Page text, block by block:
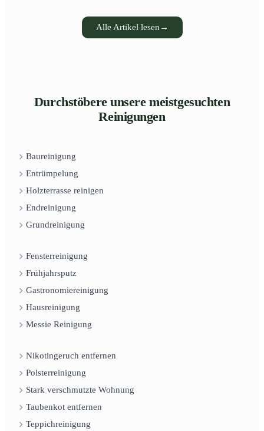
Alle Artikel lesen →
Durchstöbere unsere meistgesuchten
Reinigungen
Baureinigung
Entrümpelung
Holzterrasse reinigen
Endreinigung
Grundreinigung
Fensterreinigung
Frühjahrsputz
Gastronomiereinigung
Hausreinigung
Messie Reinigung
Nikotingeruch entfernen
Polsterreinigung
Stark verschmutzte Wohnung
Taubenkot entfernen
Teppichreinigung